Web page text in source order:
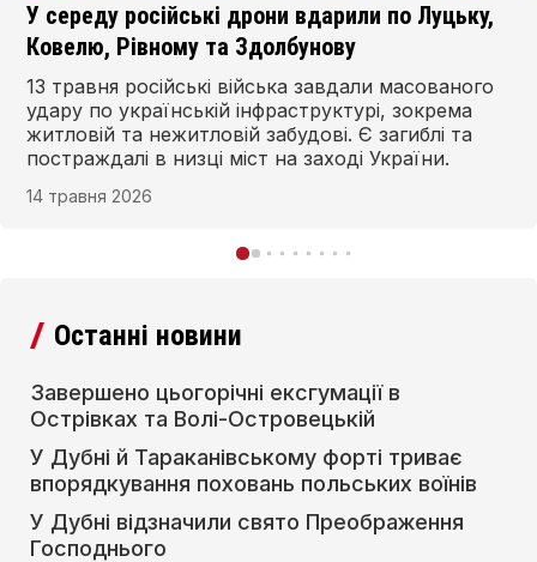
Росія вдарила по Тернополю, Рівному, Дубну
та інших містах
Однієї з наймасштабніших повітряних атак
зазнала Тернопільська область, на територію
якої залетіли 50 безпілотників ворога. Тут
повідомляють про 10 поранених. Російські дрони
Старокостянтинів, Житомир, Вінницю та інші
01 травня 2026
Останні новини
Завершено цьогорічні ексгумації в
Острівках та Волі-Островецькій
У Дубні й Тараканівському форті триває
впорядкування поховань польських воїнів
У Дубні відзначили свято Преображення
Господнього